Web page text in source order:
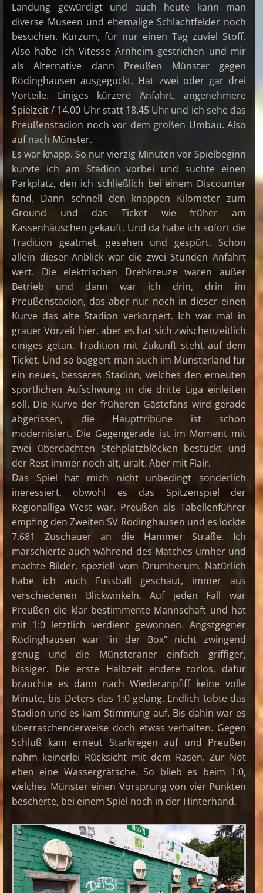
Landung gewürdigt und auch heute kann man
diverse Museen und ehemalige Schlachtfelder noch
besuchen. Kurzum, für nur einen Tag zuviel Stoff.
Also habe ich Vitesse Arnheim gestrichen und mir
als Alternative dann Preußen Münster gegen
Rödinghausen ausgeguckt. Hat zwei oder gar drei
Vorteile. Einiges kürzere Anfahrt, angenehmere
Spielzeit / 14.00 Uhr statt 18.45 Uhr und ich sehe das
Preußenstadion noch vor dem großen Umbau. Also
auf nach Münster.
Es war knapp. So nur vierzig Minuten vor Spielbeginn
kurvte ich am Stadion vorbei und suchte einen
Parkplatz, den ich schließlich bei einem Discounter
fand. Dann schnell den knappen Kilometer zum
Ground und das Ticket wie früher am
Kassenhäuschen gekauft. Und da habe ich sofort die
Tradition geatmet, gesehen und gespürt. Schon
allein dieser Anblick war die zwei Stunden Anfahrt
wert. Die elektrischen Drehkreuze waren außer
Betrieb und dann war ich drin, drin im
Preußenstadion, das aber nur noch in dieser einen
Kurve das alte Stadion verkörpert. Ich war mal in
grauer Vorzeit hier, aber es hat sich zwischenzeitlich
einiges getan. Tradition mit Zukunft steht auf dem
Ticket. Und so baggert man auch im Münsterland für
ein neues, besseres Stadion, welches den erneuten
sportlichen Aufschwung in die dritte Liga einleiten
soll. Die Kurve der früheren Gästefans wird gerade
abgerissen, die Haupttribüne ist schon
modernisiert. Die Gegengerade ist im Moment mit
zwei überdachten Stehplatzblöcken bestückt und
der Rest immer noch alt, uralt. Aber mit Flair.
Das Spiel hat mich nicht unbedingt sonderlich
ineressiert, obwohl es das Spitzenspiel der
Regionalliga West war. Preußen als Tabellenführer
empfing den Zweiten SV Rödinghausen und es lockte
7.681 Zuschauer an die Hammer Straße. Ich
marschierte auch während des Matches umher und
machte Bilder, speziell vom Drumherum. Natürlich
habe ich auch Fussball geschaut, immer aus
verschiedenen Blickwinkeln. Auf jeden Fall war
Preußen die klar bestimmente Mannschaft und hat
mit 1:0 letztlich verdient gewonnen. Angstgegner
Rödinghausen war "in der Box" nicht zwingend
genug und die Münsteraner einfach griffiger,
bissiger. Die erste Halbzeit endete torlos, dafür
brauchte es dann nach Wiederanpfiff keine volle
Minute, bis Deters das 1:0 gelang. Endlich tobte das
Stadion und es kam Stimmung auf. Bis dahin war es
überraschenderweise doch etwas verhalten. Gegen
Schluß kam erneut Starkregen auf und Preußen
nahm keinerlei Rücksicht mit dem Rasen. Zur Not
eben eine Wassergrätsche. So blieb es beim 1:0,
welches Münster einen Vorsprung von vier Punkten
bescherte, bei einem Spiel noch in der Hinterhand.